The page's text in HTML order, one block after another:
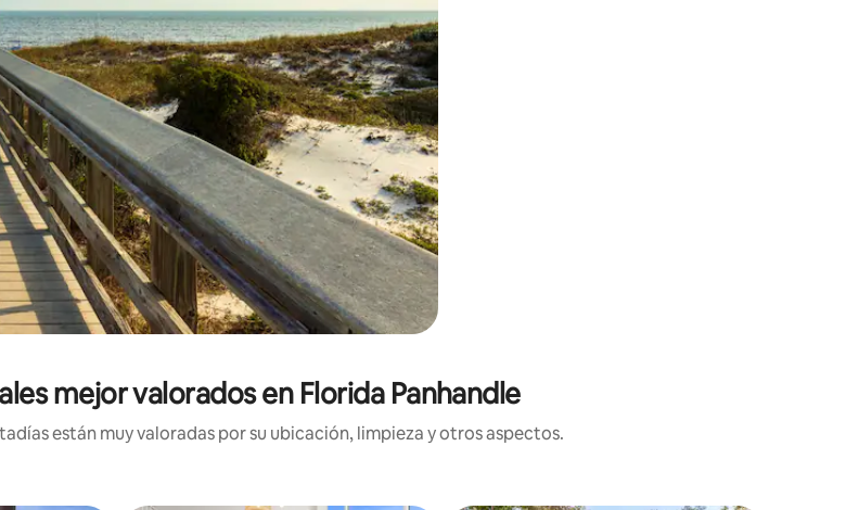
mejor valorados en Florida Panhandle
están muy valoradas por su ubicación, limpieza y otros aspectos.